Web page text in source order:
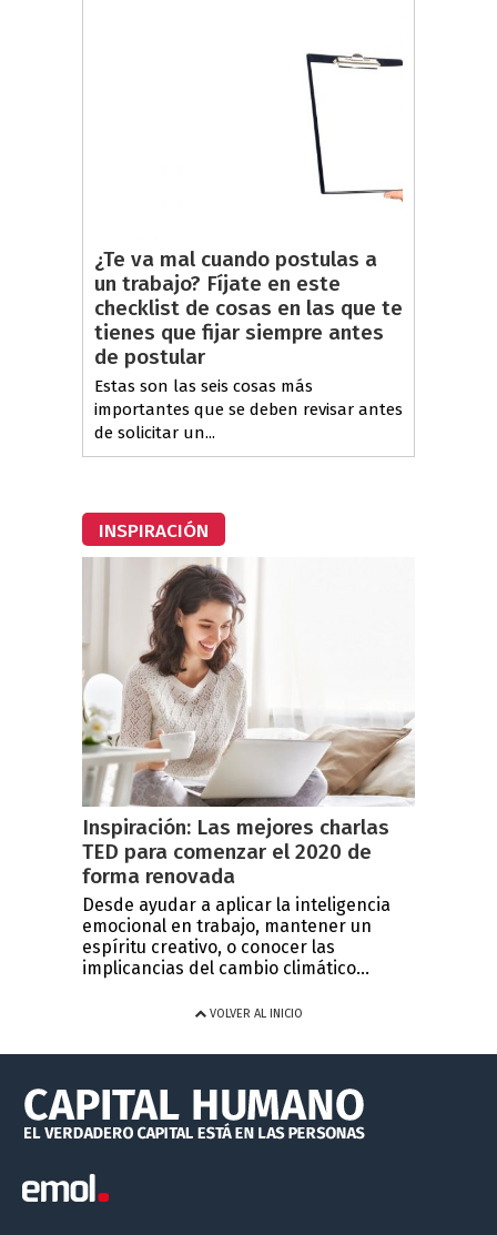
¿Te va mal cuando postulas a
un trabajo? Fíjate en este
checklist de cosas en las que te
tienes que fijar siempre antes
de postular
Estas son las seis cosas más
importantes que se deben revisar antes
de solicitar un...
INSPIRACIÓN
Inspiración: Las mejores charlas
TED para comenzar el 2020 de
forma renovada
Desde ayudar a aplicar la inteligencia
emocional en trabajo, mantener un
espíritu creativo, o conocer las
implicancias del cambio climático...
VOLVER AL INICIO